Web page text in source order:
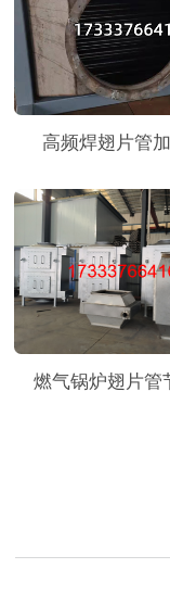
高频焊翅片管
燃气锅炉翅片管